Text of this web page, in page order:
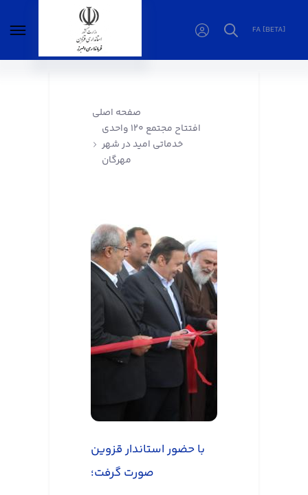
FA [BETA]
صفحه اصلی
افتتاح مجتمع ۱۲۰ واحدی
خدماتی امید در شهر
مهرگان
با حضور استاندار قزوین
صورت گرفت؛